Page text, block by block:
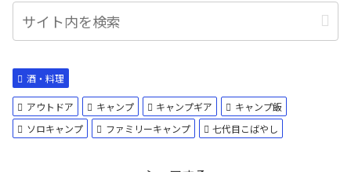
酒・料理
アウトドア キャンプ キャンプギア
キャンプ飯
ソロキャンプ
ファミリーキャンプ 七代目こばやし